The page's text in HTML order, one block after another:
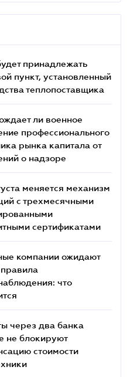
принадлежать
пункт, установленный
теплопоставщика
ли военное
профессионального
рынка капитала от
о надзоре
меняется механизм
с трехмесячными
сертификатами
компании ожидают
что
через два банка
не блокируют
стоимости